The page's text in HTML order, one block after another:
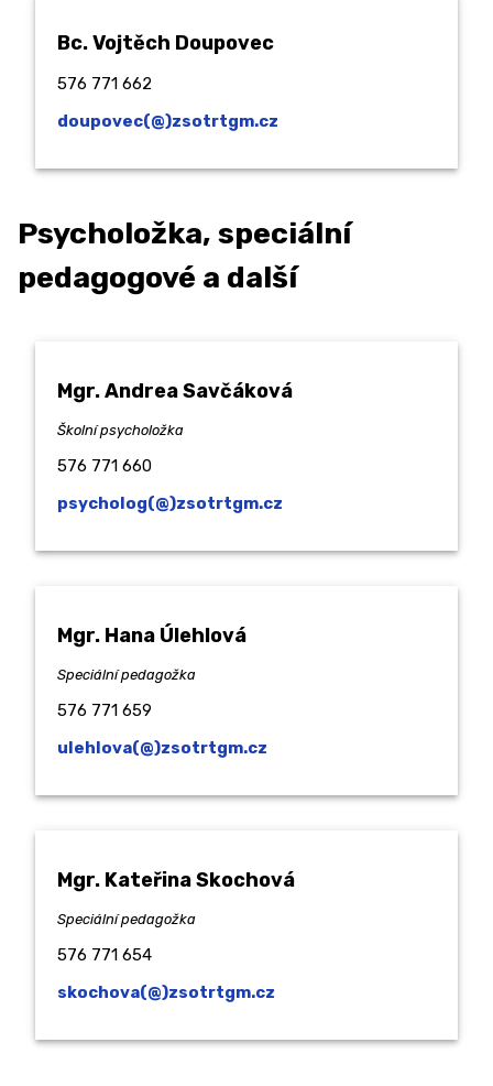
Bc. Vojtěch Doupovec
576 771 662
doupovec(@)zsotrtgm.cz
Psycholožka, speciální
pedagogové a další
Mgr. Andrea Savčáková
Školní psycholožka
576 771 660
psycholog(@)zsotrtgm.cz
Mgr. Hana Úlehlová
Speciální pedagožka
576 771 659
ulehlova(@)zsotrtgm.cz
Mgr. Kateřina Skochová
Speciální pedagožka
576 771 654
skochova(@)zsotrtgm.cz